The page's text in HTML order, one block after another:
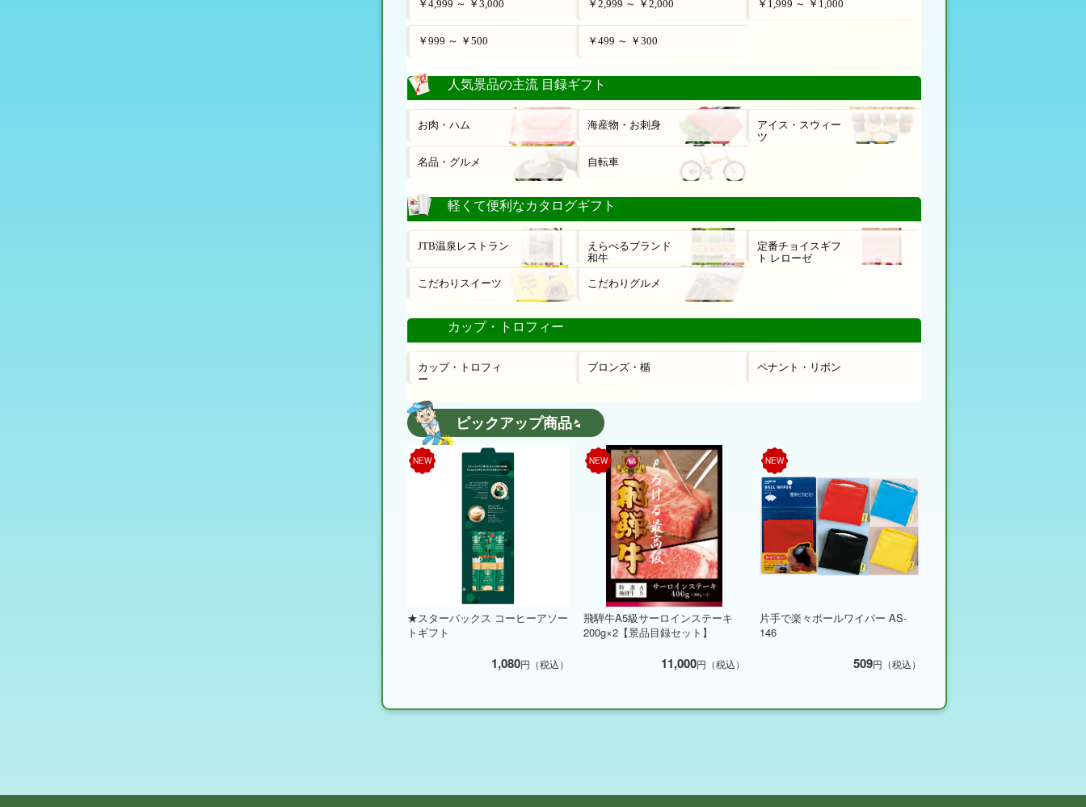
￥4,999 ～ ￥3,000 ￥2,999 ～ ￥2,000 ￥1,999 ～ ￥1,000
￥999 ～ ￥500 ￥499 ～ ￥300
人気景品の主流 目録ギフト
お肉・ハム 海産物・お刺身
アイス・スウィー
ツ
名品・グルメ 自転車
軽くて便利なカタログギフト
JTB温泉レストラン
えらべるブランド
和牛
定番チョイスギフ
ト レローゼ
こだわりスイーツ こだわりグルメ
カップ・トロフィー
カップ・トロフィ
ー
ブロンズ・楯 ペナント・リボン
ピックアップ商品
NEW
★スターバックス コーヒーアソー
トギフト
1,080円（税込）
NEW
飛騨牛A5級サーロインステーキ
200g×2【景品目録セット】
11,000円（税込）
NEW
片手で楽々ボールワイパー AS-
146
509円（税込）